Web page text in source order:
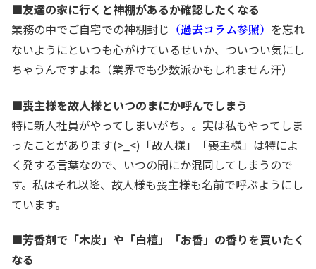
■友達の家に行くと神棚があるか確認したくなる
業務の中でご自宅での神棚封じ （過去コラム参照） を忘れ
ないようにといつも心がけているせいか、ついつい気にし
ちゃうんですよね（業界でも少数派かもしれません汗）
■喪主様を故人様といつのまにか呼んでしまう
特に新人社員がやってしまいがち。。実は私もやってしま
ったことがあります(>_<)「故人様」「喪主様」は特によ
く発する言葉なので、いつの間にか混同してしまうので
す。私はそれ以降、故人様も喪主様も名前で呼ぶようにし
ています。
■芳香剤で「木炭」や「白檀」「お香」の香りを買いたく
なる